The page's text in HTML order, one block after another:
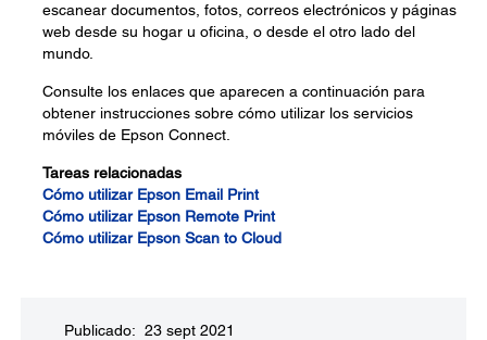
escanear documentos, fotos, correos electrónicos y páginas
web desde su hogar u oficina, o desde el otro lado del
mundo.
Consulte los enlaces que aparecen a continuación para
obtener instrucciones sobre cómo utilizar los servicios
móviles de Epson Connect.
Tareas relacionadas
Cómo utilizar Epson Email Print
Cómo utilizar Epson Remote Print
Cómo utilizar Epson Scan to Cloud
Publicado: 23 sept 2021